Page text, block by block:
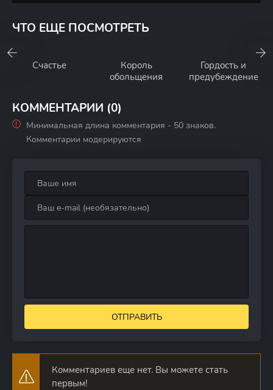
ЧТО ЕЩЕ ПОСМОТРЕТЬ
Счастье
Король
обольщения
Гордость и
предубеждение
КОММЕНТАРИИ (0)
Минимальная длина комментария - 50 знаков.
Комментарии модерируются
ОТПРАВИТЬ
Комментариев еще нет. Вы можете стать
первым!